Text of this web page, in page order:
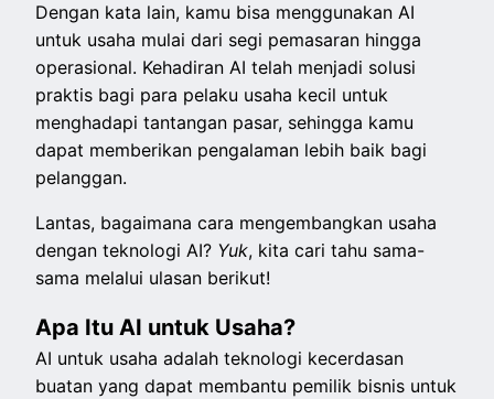
Dengan kata lain, kamu bisa menggunakan AI
untuk usaha mulai dari segi pemasaran hingga
operasional. Kehadiran AI telah menjadi solusi
praktis bagi para pelaku usaha kecil untuk
menghadapi tantangan pasar, sehingga kamu
dapat memberikan pengalaman lebih baik bagi
pelanggan.
Lantas, bagaimana cara mengembangkan usaha
dengan teknologi AI? Yuk, kita cari tahu sama-
sama melalui ulasan berikut!
Apa Itu AI untuk Usaha?
AI untuk usaha adalah teknologi kecerdasan
buatan yang dapat membantu pemilik bisnis untuk